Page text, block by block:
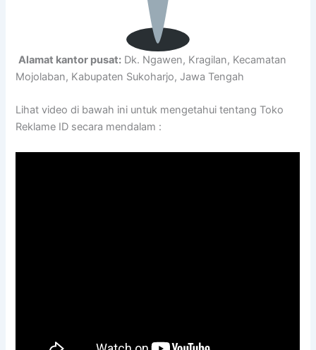
Alamat kantor pusat: Dk. Ngawen, Kragilan, Kecamatan
Mojolaban, Kabupaten Sukoharjo, Jawa Tengah
Lihat video di bawah ini untuk mengetahui tentang Toko
Reklame ID secara mendalam :